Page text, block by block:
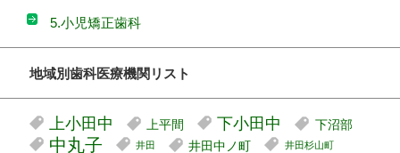
5.小児矯正歯科
地域別歯科医療機関リスト
上小田中 上平間 下小田中 下沼部
中丸子 井田 井田中ノ町 井田杉山町